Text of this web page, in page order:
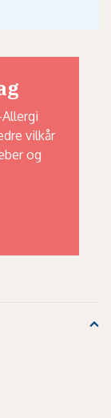
vilkår
og